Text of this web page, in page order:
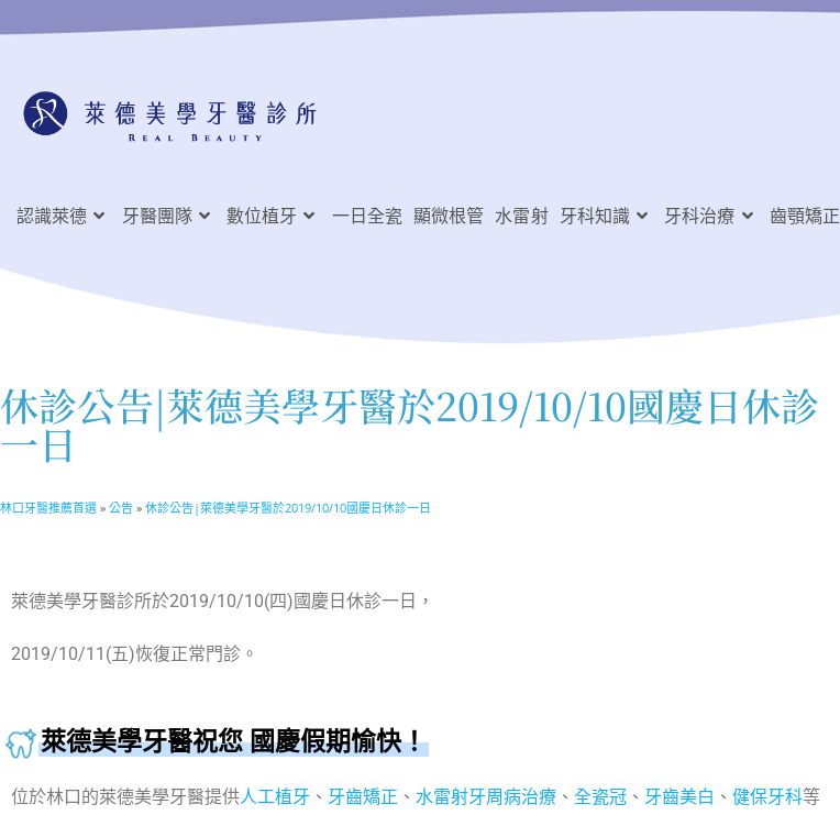
認識萊德 牙醫團隊 數位植牙 一日全瓷 顯微根管 水雷射 牙科知識 牙科治療 齒顎矯正
休診公告|萊德美學牙醫於2019/10/10國慶日休診
一日
林口牙醫推薦首選 » 公告 » 休診公告|萊德美學牙醫於2019/10/10國慶日休診一日
萊德美學牙醫診所於2019/10/10(四)國慶日休診一日，
2019/10/11(五)恢復正常門診。
萊德美學牙醫祝您 國慶假期愉快！
位於林口的萊德美學牙醫提供人工植牙 、 牙齒矯正 、 水雷射牙周病治療 、 全瓷冠 、 牙齒美白 、 健保牙科等